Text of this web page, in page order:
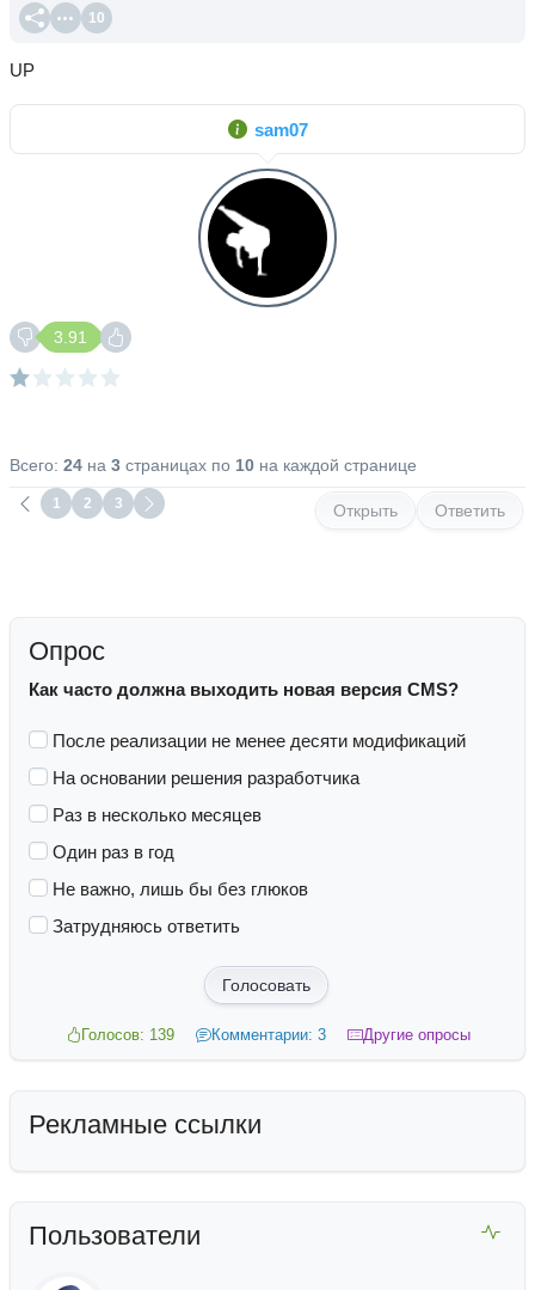
10
UP
sam07
3.91
Всего: 24 на 3 страницах по 10 на каждой странице
1 2 3 Открыть Ответить
Опрос
Как часто должна выходить новая версия CMS?
После реализации не менее десяти модификаций
На основании решения разработчика
Раз в несколько месяцев
Один раз в год
Не важно, лишь бы без глюков
Затрудняюсь ответить
Голосовать
Голосов: 139 Комментарии: 3 Другие опросы
Рекламные ссылки
Пользователи